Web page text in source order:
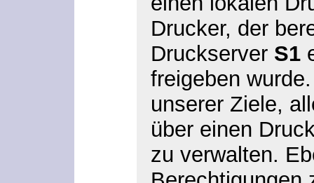
Drucker, der
Druckserver S1
freigeben
unserer Ziele,
über einen
zu verwalten.